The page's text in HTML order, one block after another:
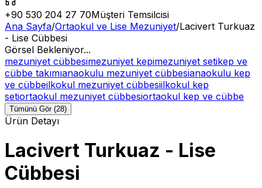
+90 530 204 27 70Müşteri Temsilcisi
Ana Sayfa/Ortaokul ve Lise Mezuniyet/Lacivert Turkuaz
- Lise Cübbesi
Görsel Bekleniyor...
mezuniyet cübbesimezuniyet kepimezuniyet setikep ve
cübbe takımıanaokulu mezuniyet cübbesianaokulu kep
ve cübbeilkokul mezuniyet cübbesiilkokul kep
setiortaokul mezuniyet cübbesiortaokul kep ve cübbe
Tümünü Gör (28)
Ürün Detayı
Lacivert Turkuaz - Lise
Cübbesi